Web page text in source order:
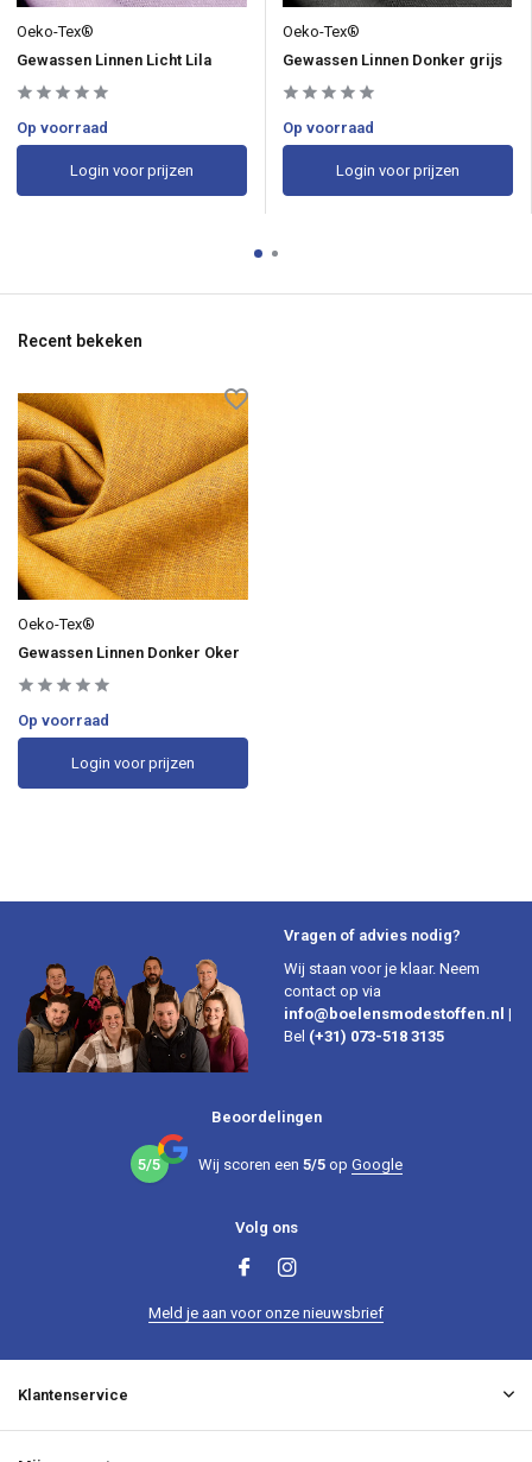
Oeko-Tex®
Gewassen Linnen Licht Lila
Op voorraad
Login voor prijzen
Oeko-Tex®
Gewassen Linnen Donker grijs
Op voorraad
Login voor prijzen
Recent bekeken
Oeko-Tex®
Gewassen Linnen Donker Oker
Op voorraad
Login voor prijzen
Vragen of advies nodig?
Wij staan voor je klaar. Neem
contact op via
info@boelensmodestoffen.nl |
Bel (+31) 073-518 3135
Beoordelingen
5/5 Wij scoren een 5/5op Google
Volg ons
Meld je aan voor onze nieuwsbrief
Klantenservice